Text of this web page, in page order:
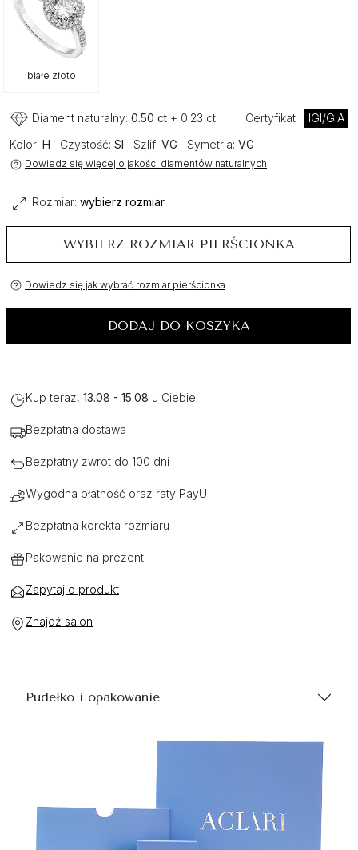
białe złoto
Diament naturalny: 0.50 ct + 0.23 ct Certyfikat :
IGI/GIA
Kolor: H Czystość: SI Szlif: VG Symetria: VG
Dowiedz się więcej o jakości diamentów naturalnych
Rozmiar: wybierz rozmiar
WYBIERZ ROZMIAR PIERŚCIONKA
Dowiedz się jak wybrać rozmiar pierścionka
DODAJ DO KOSZYKA
Kup teraz, 13.08 - 15.08 u Ciebie
Bezpłatna dostawa
Bezpłatny zwrot do 100 dni
Wygodna płatność oraz raty PayU
Bezpłatna korekta rozmiaru
Pakowanie na prezent
Zapytaj o produkt
Znajdź salon
Pudełko i opakowanie